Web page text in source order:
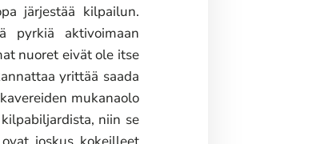
järjestää kilpailun.
pyrkiä aktivoimaan
nuoret eivät ole itse
yrittää saada
mukanaolo
niin se